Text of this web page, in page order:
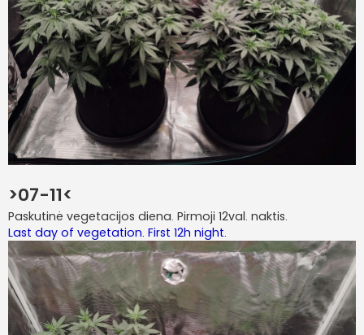
>07-11<
Paskutinė vegetacijos diena. Pirmoji 12val. naktis.
Last day of vegetation. First 12h night.